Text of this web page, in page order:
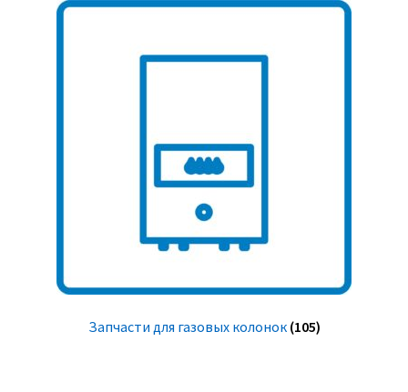
Запчасти для газовых колонок (105)